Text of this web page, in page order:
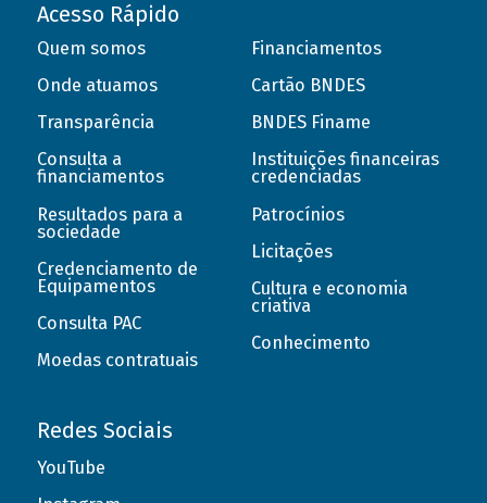
Acesso Rápido
Quem somos
Onde atuamos
Transparência
Consulta a
financiamentos
Resultados para a
sociedade
Credenciamento de
Equipamentos
Consulta PAC
Moedas contratuais
Financiamentos
Cartão BNDES
BNDES Finame
Instituições financeiras
credenciadas
Patrocínios
Licitações
Cultura e economia
criativa
Conhecimento
Redes Sociais
YouTube